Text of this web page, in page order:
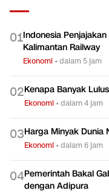
01Indonesia
Kalimantan Railway
Ekonomi •dalam 5 jam
02Kenapa Banyak
Ekonomi •dalam 4 jam
03Harga Minyak Dunia
Ekonomi •dalam 6 jam
04Pemerintah Bakal
dengan Adipura